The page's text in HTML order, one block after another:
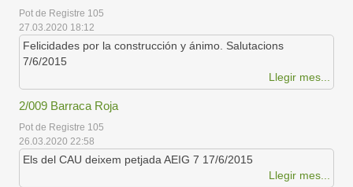
Pot de Registre 105
27.03.2020 18:12
Felicidades por la construcción y ánimo. Salutacions
7/6/2015
Llegir mes...
2/009 Barraca Roja
Pot de Registre 105
26.03.2020 22:58
Els del CAU deixem petjada AEIG 7 17/6/2015
Llegir mes...